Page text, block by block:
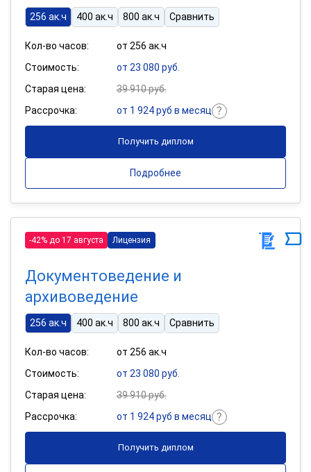
256 ак.ч 400 ак.ч 800 ак.ч Сравнить
Кол-во часов:
от 256 ак.ч
Стоимость:
от 23 080 руб.
Старая цена:
39 910 руб.
Рассрочка:
от 1 924 руб в месяц
Получить диплом
Подробнее
-42% до 17 августа Лицензия
Документоведение и
архивоведение
256 ак.ч 400 ак.ч 800 ак.ч Сравнить
Кол-во часов:
от 256 ак.ч
Стоимость:
от 23 080 руб.
Старая цена:
39 910 руб.
Рассрочка:
от 1 924 руб в месяц
Получить диплом